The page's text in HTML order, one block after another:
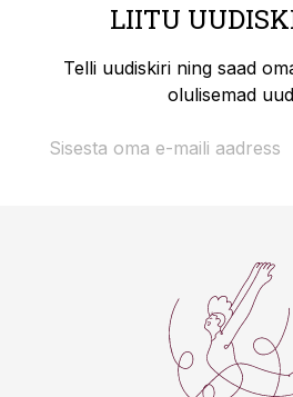
LIITU
Telli uudiskiri ning saad
olulisemad